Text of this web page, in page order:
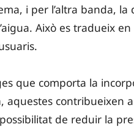
i per l’altra banda,
Això es tradueix
que comporta la
aquestes contribueixen
de reduir la